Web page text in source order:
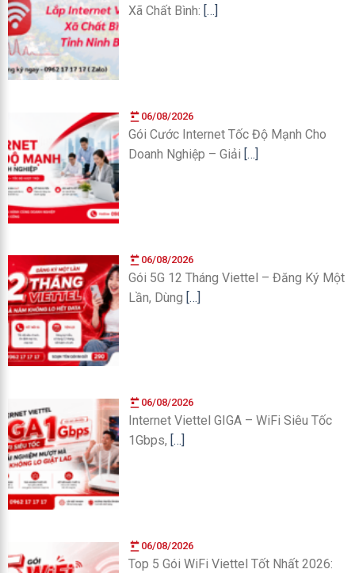
Xã Chất Bình: […]
06/08/2026
Gói Cước Internet Tốc Độ Mạnh Cho
Doanh Nghiệp – Giải […]
06/08/2026
Gói 5G 12 Tháng Viettel – Đăng Ký Một
Lần, Dùng […]
06/08/2026
Internet Viettel GIGA – WiFi Siêu Tốc
1Gbps, […]
06/08/2026
Top 5 Gói WiFi Viettel Tốt Nhất 2026: